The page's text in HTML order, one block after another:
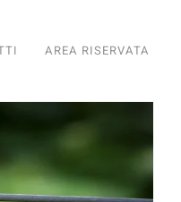
AREA RISERVATA